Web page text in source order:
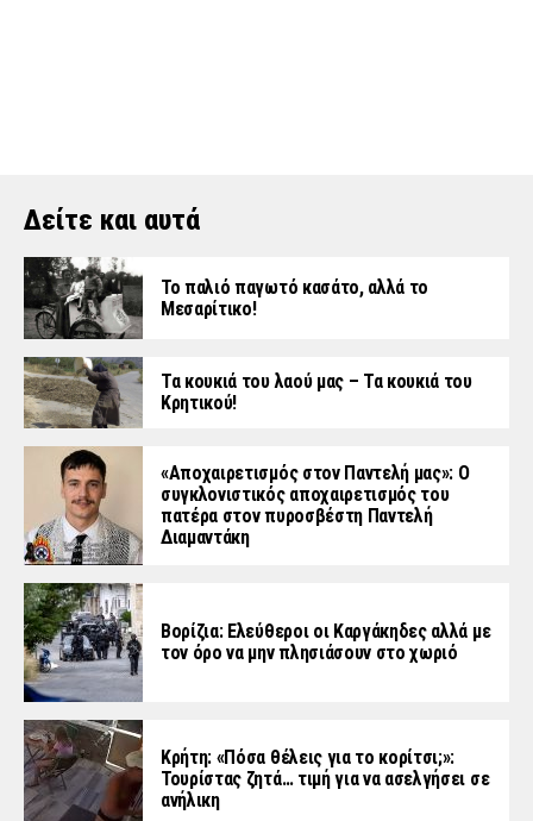
Δείτε και αυτά
Το παλιό παγωτό κασάτο, αλλά το
Μεσαρίτικο!
Τα κουκιά του λαού μας – Τα κουκιά του
Κρητικού!
«Aποχαιρετισμός στον Παντελή μας»: Ο
συγκλονιστικός αποχαιρετισμός του
πατέρα στον πυροσβέστη Παντελή
Διαμαντάκη
Βορίζια: Ελεύθεροι οι Καργάκηδες αλλά με
τον όρο να μην πλησιάσουν στο χωριό
Κρήτη: «Πόσα θέλεις για το κορίτσι;»:
Τουρίστας ζητά… τιμή για να ασελγήσει σε
ανήλικη